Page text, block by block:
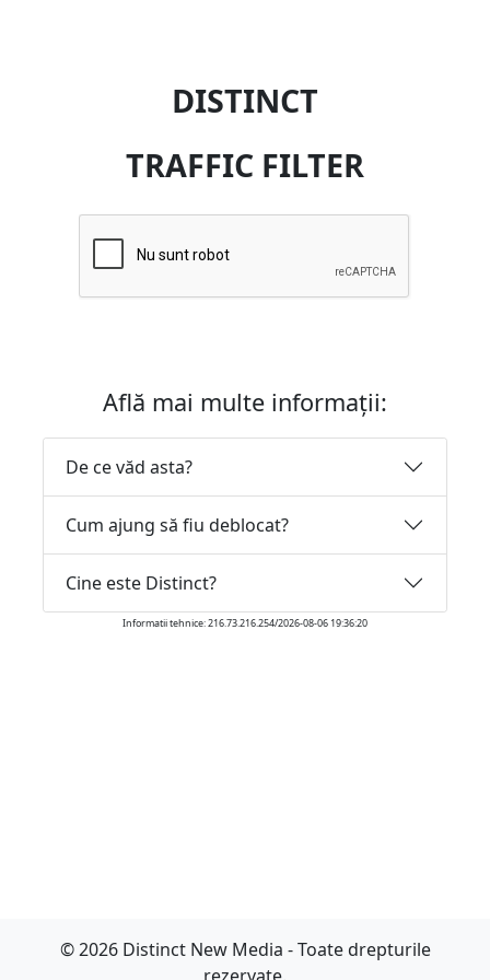
DISTINCT
TRAFFIC FILTER
Află mai multe informații:
De ce văd asta?
Cum ajung să fiu deblocat?
Cine este Distinct?
Informatii tehnice: 216.73.216.254/2026-08-06 19:36:20
© 2026 Distinct New Media - Toate drepturile